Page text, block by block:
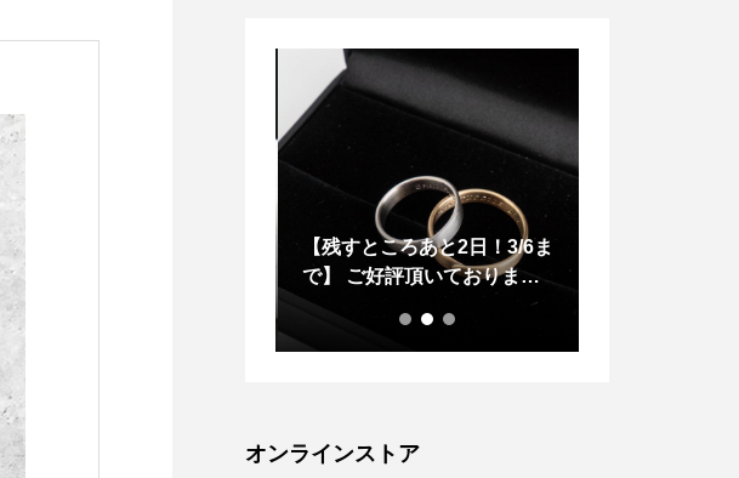
. 【GEORGE Happy HOOD
】 . コットン100%のスウ
ェット生地で作られた愛犬用
パーカー
【残すところあと2日！3/6ま
で】 ご好評頂いておりま
す、マリッジリングオーダー
オンラインストア